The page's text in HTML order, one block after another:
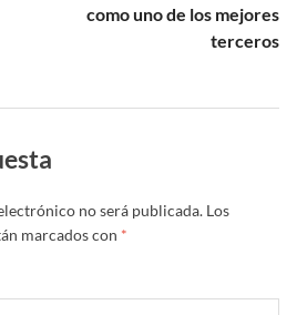
como uno de los mejores
terceros
no será publicada. Los
marcados con *